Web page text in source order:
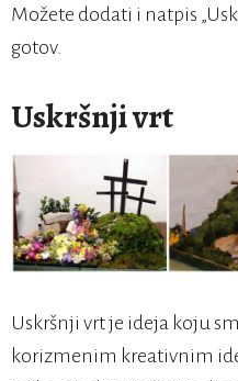
Možete dodati i natpis
gotov.
Uskršnji vrt
Uskršnji vrt je ideja koju
korizmenim kreativnim